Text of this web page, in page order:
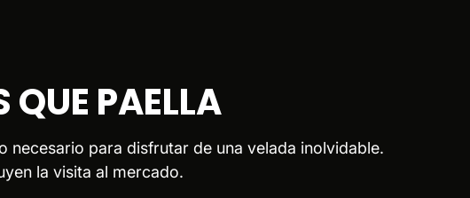
PAELLA
necesario para disfrutar de una velada inolvidable.
la visita al mercado.